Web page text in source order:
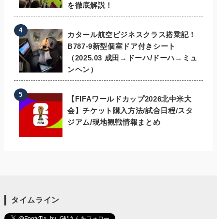
を徹底解説！
カタール航空ビジネスクラス搭乗記！
B787-9新型個室ドア付きシート
（2025.03 成田→ドーハ/ドーハ→ミュ
ンヘン）
【FIFAワールドカップ2026北中米大
会】チケット購入方法/試合日程/スタ
ジアム/現地観戦情報まとめ
タイムライン